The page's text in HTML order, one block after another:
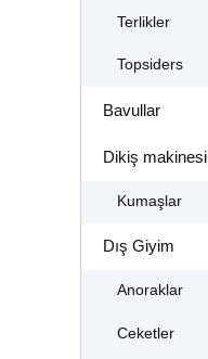
Terlikler
Topsiders
Bavullar
Dikiş makinesi
Kumaşlar
Dış Giyim
Anoraklar
Ceketler